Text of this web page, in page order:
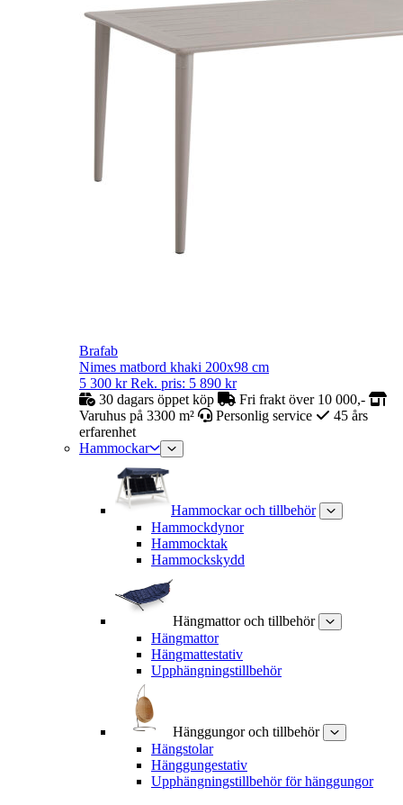
Brafab
Nimes matbord khaki 200x98 cm
5 300 kr Rek. pris: 5 890 kr
30 dagars öppet köp
Fri frakt över 10 000,-
Varuhus på 3300 m²
Personlig service
45 års
erfarenhet
Hammockar
Hammockar och tillbehör
Hammockdynor
Hammocktak
Hammockskydd
Hängmattor och tillbehör
Hängmattor
Hängmattestativ
Upphängningstillbehör
Hänggungor och tillbehör
Hängstolar
Hänggungestativ
Upphängningstillbehör för hänggungor